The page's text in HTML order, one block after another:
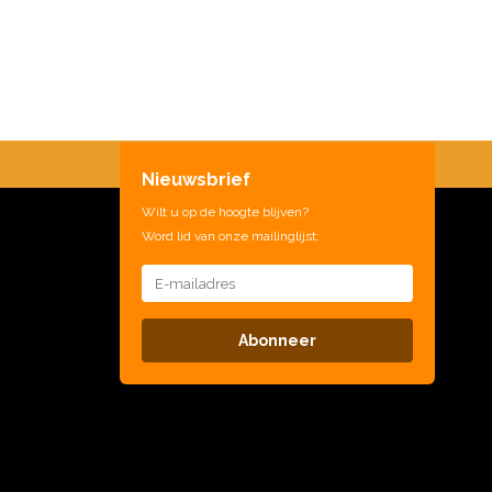
Nieuwsbrief
Wilt u op de hoogte blijven?
Word lid van onze mailinglijst:
Abonneer